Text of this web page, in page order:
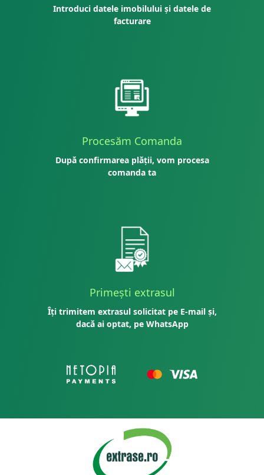
Introduci datele imobilului și datele de
facturare
Procesăm Comanda
După confirmarea plății, vom procesa
comanda ta
Primești extrasul
Îți trimitem extrasul solicitat pe E-mail și,
dacă ai optat, pe WhatsApp